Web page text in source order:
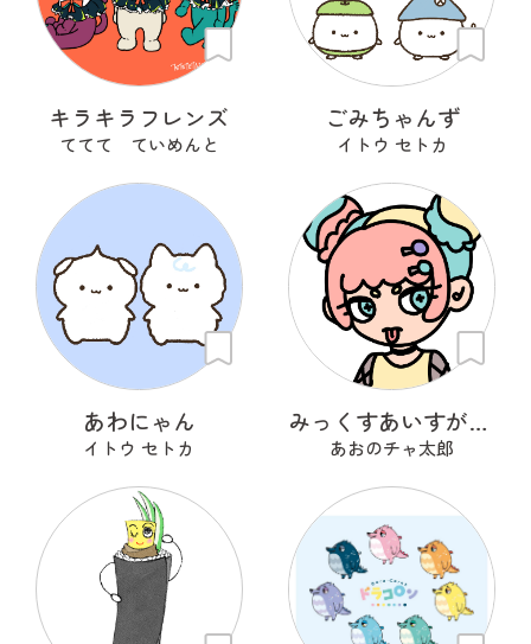
キラキラフレンズ
ててて ていめんと
ごみちゃんず
イトウ セトカ
あわにゃん
イトウ セトカ
みっくすあいすがーる
あおのチャ太郎